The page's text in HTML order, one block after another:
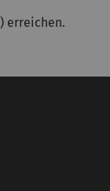
) erreichen.